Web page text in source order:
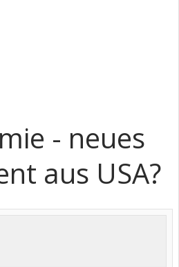
- neues
aus USA?